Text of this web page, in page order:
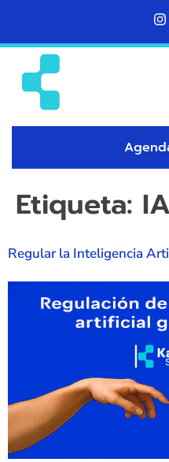
Etiqueta:
Regular la Inteligencia